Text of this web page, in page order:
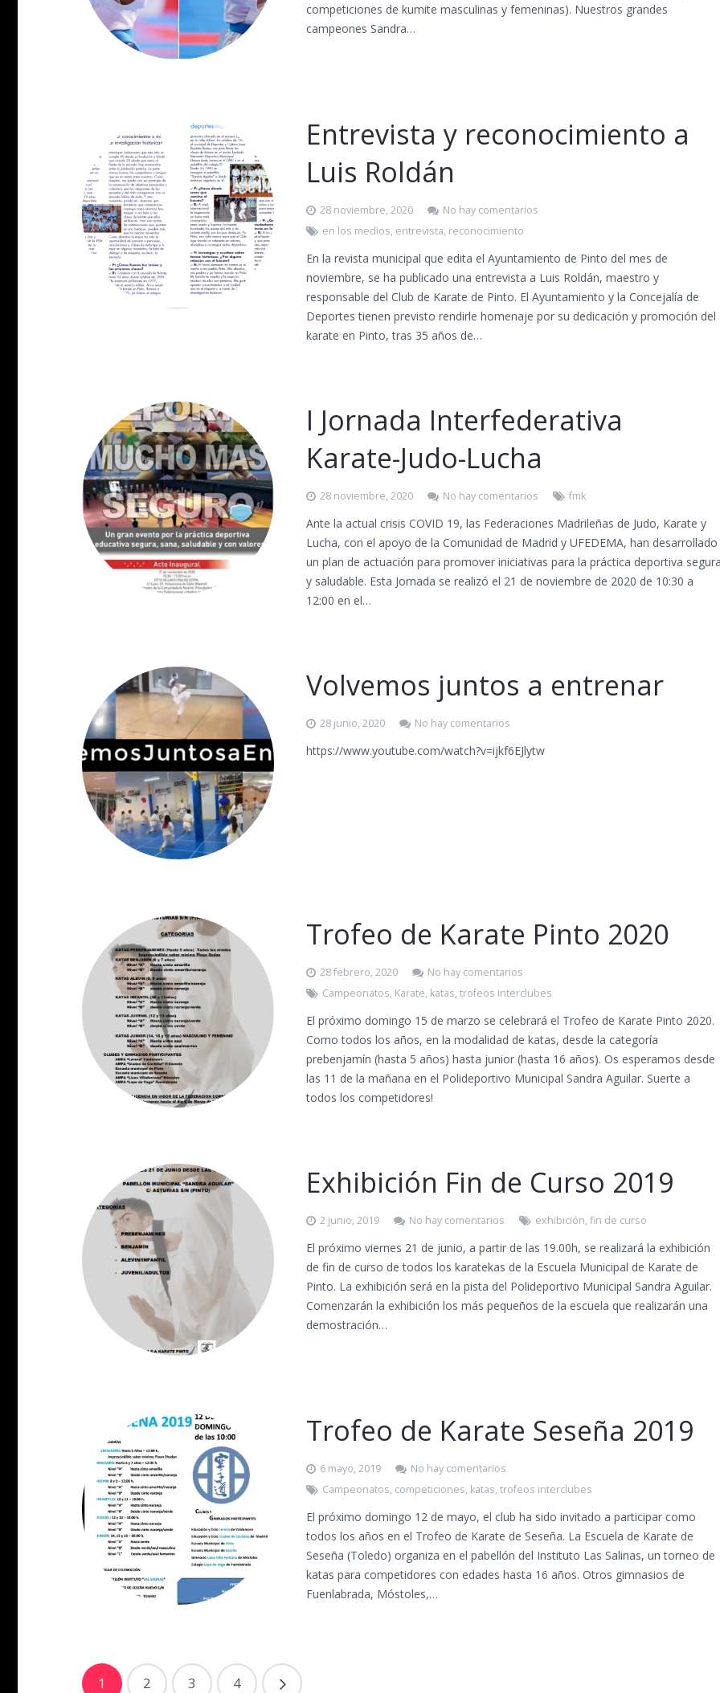
competiciones de kumite masculinas y femeninas). Nuestros grandes
campeones Sandra…
Entrevista y reconocimiento a
Luis Roldán
28 noviembre, 2020
No hay comentarios
en los medios, entrevista, reconocimiento
En la revista municipal que edita el Ayuntamiento de Pinto del mes de
noviembre, se ha publicado una entrevista a Luis Roldán, maestro y
responsable del Club de Karate de Pinto. El Ayuntamiento y la Concejalía de
Deportes tienen previsto rendirle homenaje por su dedicación y promoción del
karate en Pinto, tras 35 años de…
I Jornada Interfederativa
Karate-Judo-Lucha
28 noviembre, 2020 No hay comentarios fmk
Ante la actual crisis COVID 19, las Federaciones Madrileñas de Judo, Karate y
Lucha, con el apoyo de la Comunidad de Madrid y UFEDEMA, han desarrollado
un plan de actuación para promover iniciativas para la práctica deportiva
y saludable. Esta Jornada se realizó el 21 de noviembre de 2020 de 10:30 a
12:00 en el…
Volvemos juntos a entrenar
28 junio, 2020 No hay comentarios
https://www.youtube.com/watch?v=ijkf6EJlytw
Trofeo de Karate Pinto 2020
28 febrero, 2020
No hay comentarios
Campeonatos, Karate, katas,trofeos interclubes
El próximo domingo 15 de marzo se celebrará el Trofeo de Karate Pinto 2020.
Como todos los años, en la modalidad de katas, desde la categoría
prebenjamín (hasta 5 años) hasta junior (hasta 16 años). Os esperamos desde
las 11 de la mañana en el Polideportivo Municipal Sandra Aguilar. Suerte a
todos los competidores!
Exhibición Fin de Curso 2019
2 junio, 2019 No hay comentarios exhibición,fin de curso
El próximo viernes 21 de junio, a partir de las 19.00h, se realizará la exhibición
de fin de curso de todos los karatekas de la Escuela Municipal de Karate de
Pinto. La exhibición será en la pista del Polideportivo Municipal Sandra Aguilar.
Comenzarán la exhibición los más pequeños de la escuela que realizarán una
demostración…
Trofeo de Karate Seseña 2019
6 mayo, 2019
No hay comentarios
Campeonatos, competiciones, katas,trofeos interclubes
El próximo domingo 12 de mayo, el club ha sido invitado a participar como
todos los años en el Trofeo de Karate de Seseña. La Escuela de Karate de
Seseña (Toledo) organiza en el pabellón del Instituto Las Salinas, un torneo de
katas para competidores con edades hasta 16 años. Otros gimnasios de
Fuenlabrada, Móstoles,…
1 2 3 4